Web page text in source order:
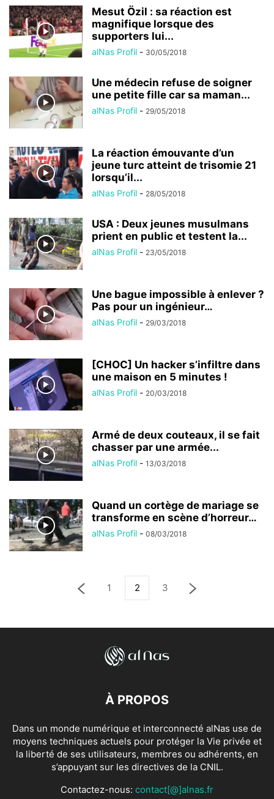
Mesut Özil : sa réaction est
magnifique lorsque des
supporters lui...
alNas Profil - 30/05/2018
Une médecin refuse de soigner
une petite fille car sa maman...
alNas Profil - 29/05/2018
La réaction émouvante d’un
jeune turc atteint de trisomie 21
lorsqu’il...
alNas Profil - 28/05/2018
USA : Deux jeunes musulmans
prient en public et testent la...
alNas Profil - 23/05/2018
Une bague impossible à enlever ?
Pas pour un ingénieur…
alNas Profil - 29/03/2018
[CHOC] Un hacker s’infiltre dans
une maison en 5 minutes !
alNas Profil - 20/03/2018
Armé de deux couteaux, il se fait
chasser par une armée...
alNas Profil - 13/03/2018
Quand un cortège de mariage se
transforme en scène d’horreur…
alNas Profil - 08/03/2018
1 2 3
À PROPOS
Dans un monde numérique et interconnecté alNas use de
moyens techniques actuels pour protéger la Vie privée et
la liberté de ses utilisateurs, membres ou adhérents, en
s’appuyant sur les directives de la CNIL.
Contactez-nous: contact[@]alnas.fr